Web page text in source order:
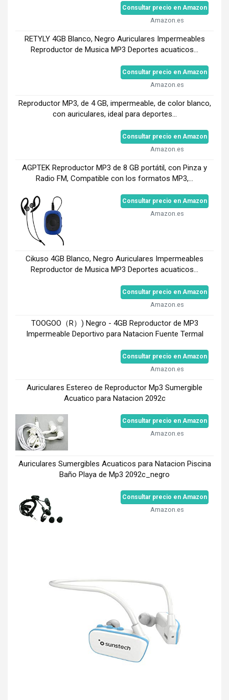
Consultar precio en Amazon
Amazon.es
RETYLY 4GB Blanco, Negro Auriculares Impermeables
Reproductor de Musica MP3 Deportes acuaticos...
Consultar precio en Amazon
Amazon.es
Reproductor MP3, de 4 GB, impermeable, de color blanco,
con auriculares, ideal para deportes...
Consultar precio en Amazon
Amazon.es
AGPTEK Reproductor MP3 de 8 GB portátil, con Pinza y
Radio FM, Compatible con los formatos MP3,...
Consultar precio en Amazon
Amazon.es
Cikuso 4GB Blanco, Negro Auriculares Impermeables
Reproductor de Musica MP3 Deportes acuaticos...
Consultar precio en Amazon
Amazon.es
TOOGOO（R）) Negro - 4GB Reproductor de MP3
Impermeable Deportivo para Natacion Fuente Termal
Consultar precio en Amazon
Amazon.es
Auriculares Estereo de Reproductor Mp3 Sumergible
Acuatico para Natacion 2092c
Consultar precio en Amazon
Amazon.es
Auriculares Sumergibles Acuaticos para Natacion Piscina
Baño Playa de Mp3 2092c_negro
Consultar precio en Amazon
Amazon.es